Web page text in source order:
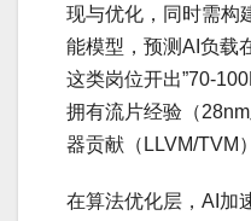
现与优化，同时需构
能模型，预测AI负载
这类岗位开出”70-
拥有流片经验（
器贡献（LLVM/TVM
在算法优化层，AI加